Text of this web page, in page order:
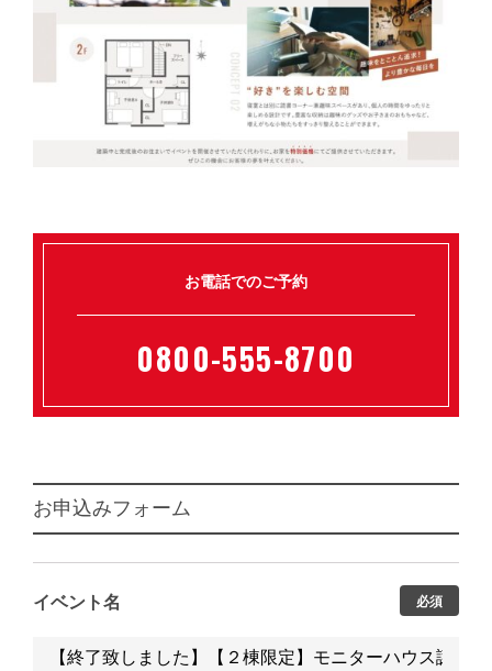
お電話でのご予約
0800-555-8700
お申込みフォーム
イベント名 必須